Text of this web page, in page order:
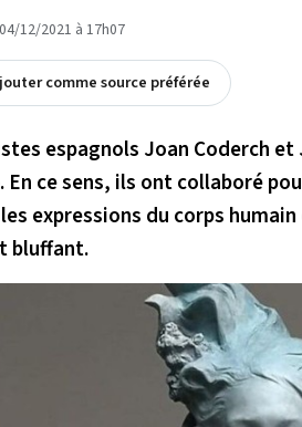
12/2021 à 17h07
comme source préférée
espagnols Joan Coderch
En ce sens, ils ont collaboré
expressions du corps
bluffant.